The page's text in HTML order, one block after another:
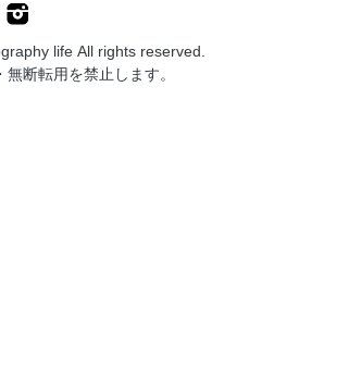
life All rights reserved.
断転用を禁止します。